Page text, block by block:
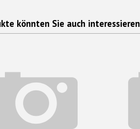
könnten Sie auch interessieren